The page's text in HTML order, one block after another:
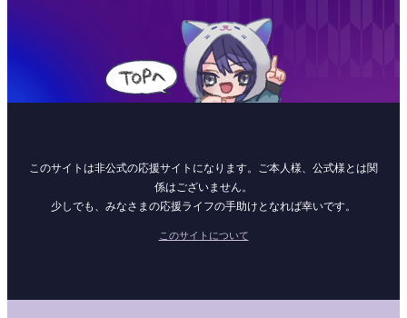
このサイトは非公式の応援サイトになります。ご本人様、公式様とは関
係はございません。
少しでも、みなさまの応援ライフの手助けとなれば幸いです。
このサイトについて